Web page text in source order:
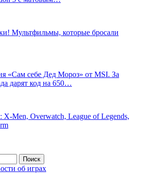
Мультфильмы, которые бросали
«Сам себе Дед Мороз» от MSI. За
дарят код на 650…
X-Men, Overwatch, League of Legends,
об играх